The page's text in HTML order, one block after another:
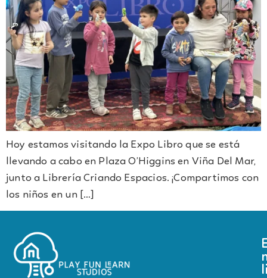
Hoy estamos visitando la Expo Libro que se está
llevando a cabo en Plaza O’Higgins en Viña Del Mar,
junto a Librería Criando Espacios. ¡Compartimos con
los niños en un […]